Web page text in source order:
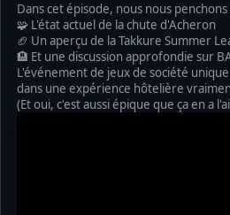
Dans cet épisode, nous nous penchons
🧩 L'état actuel de la chute d'Acheron
🏈 Un aperçu de la Takkure Summer
🏨 Et une discussion approfondie sur
L'événement de jeux de société
dans une expérience hôtelière
(Et oui, c'est aussi épique que ça en a